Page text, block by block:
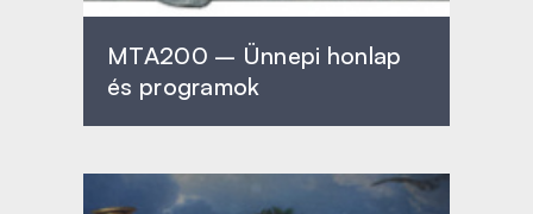
MTA200 – Ünnepi honlap
és programok